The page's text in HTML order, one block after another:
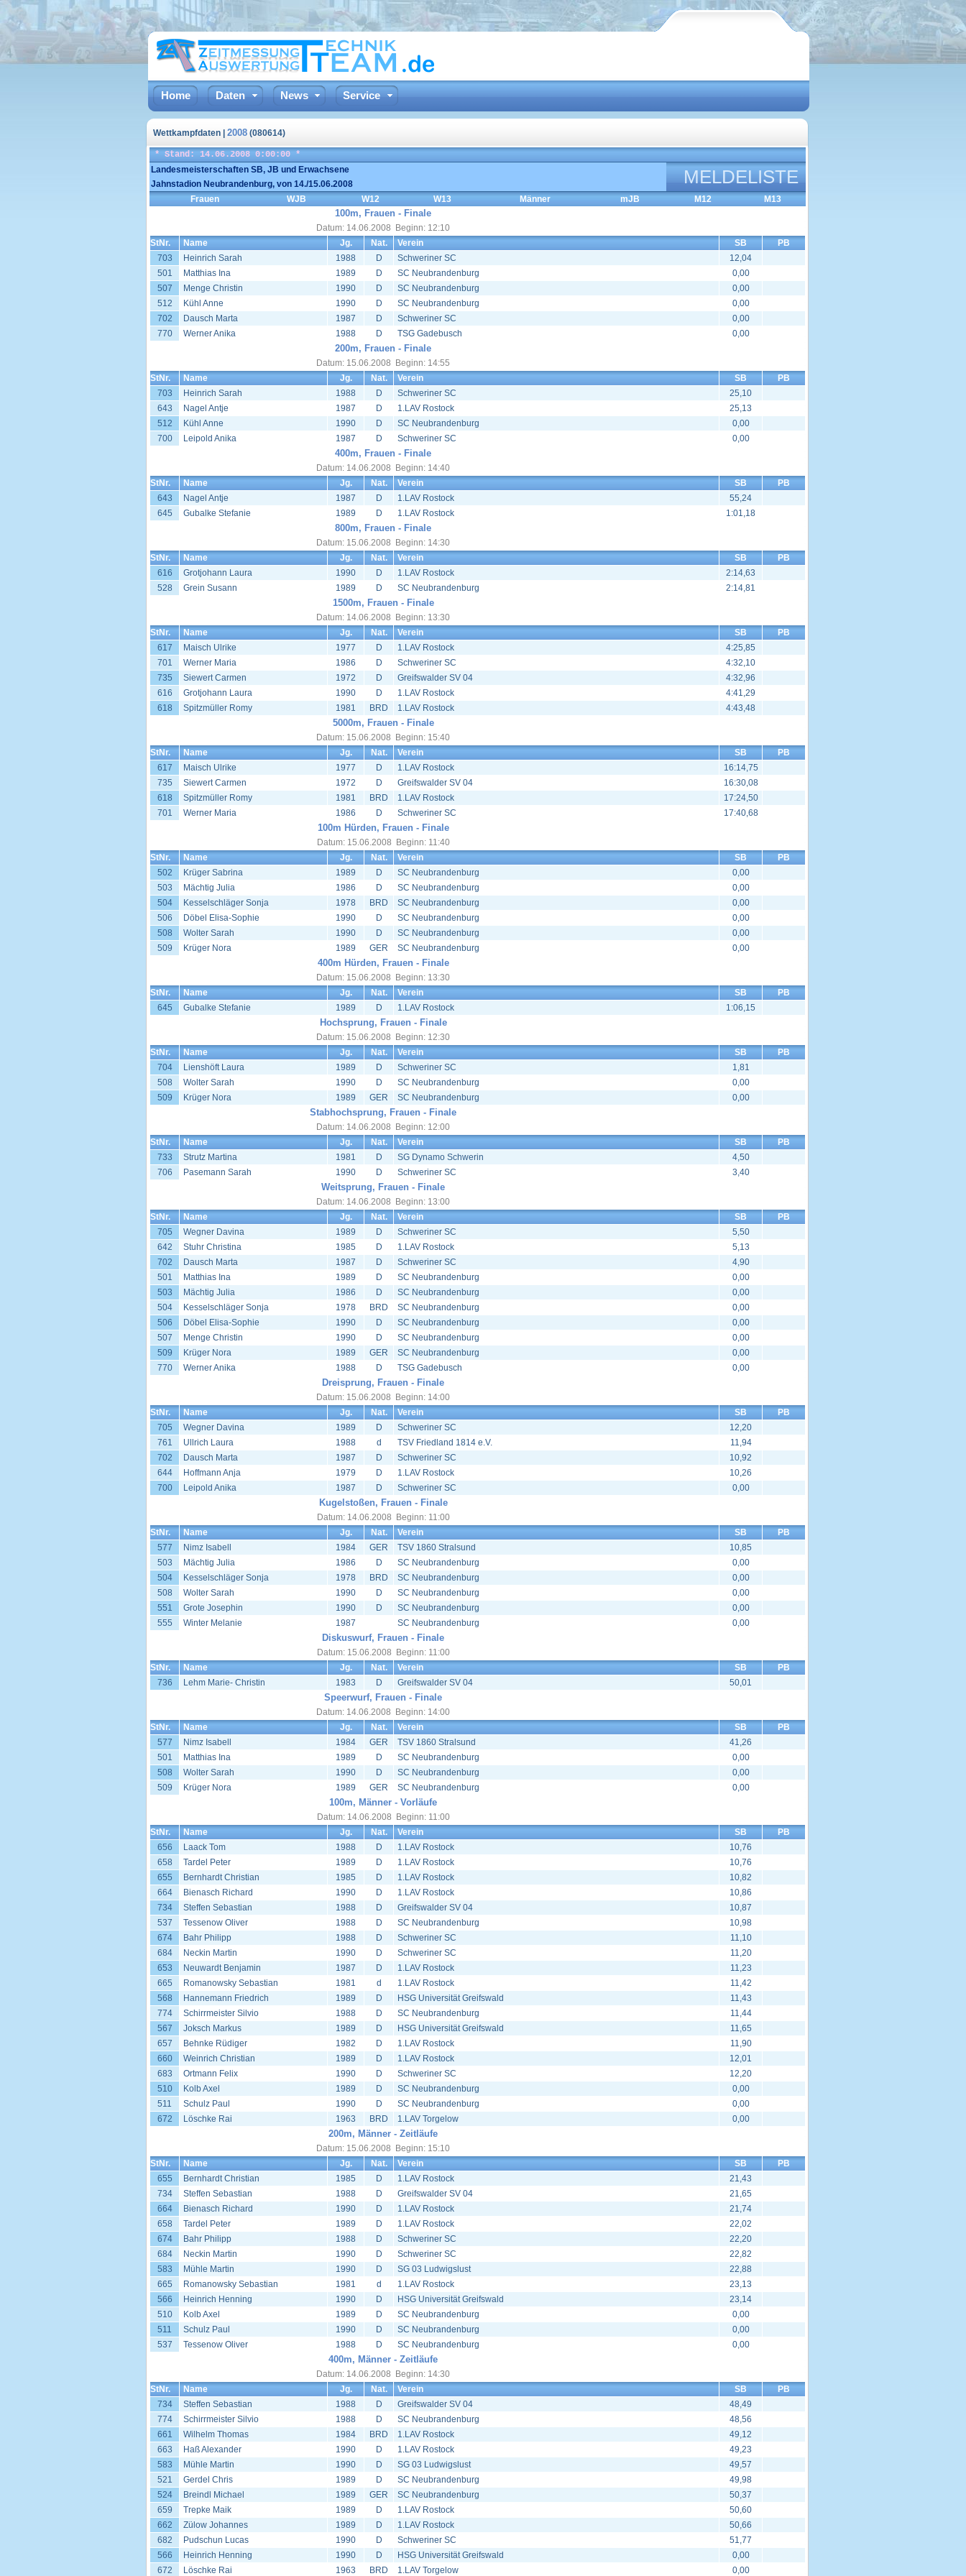
Home Daten News Service
Wettkampfdaten | 2008 (080614)
* Stand: 14.06.2008 0:00:00 *
Landesmeisterschaften SB, JB und Erwachsene
Jahnstadion Neubrandenburg, von 14./15.06.2008
MELDELISTE
Frauen WJB W12 W13 Männer mJB M12 M13
100m, Frauen - Finale
Datum: 14.06.2008 Beginn: 12:10
StNr.
Name Jg. Nat. Verein SB
PB
703
Heinrich Sarah 1988 D Schweriner SC
12,04
501
Matthias Ina 1989 D SC Neubrandenburg
0,00
507
Menge Christin 1990 D SC Neubrandenburg
0,00
512
Kühl Anne 1990 D SC Neubrandenburg
0,00
702
Dausch Marta 1987 D Schweriner SC
0,00
770
Werner Anika 1988 D TSG Gadebusch 0,00
200m, Frauen - Finale
Datum: 15.06.2008 Beginn: 14:55
StNr.
Name Jg. Nat. Verein SB
PB
703
Heinrich Sarah 1988 D Schweriner SC
25,10
643
Nagel Antje 1987 D 1.LAV Rostock
25,13
512
Kühl Anne 1990 D SC Neubrandenburg
0,00
700
Leipold Anika 1987 D Schweriner SC 0,00
400m, Frauen - Finale
Datum: 14.06.2008 Beginn: 14:40
StNr.
Name Jg. Nat. Verein SB
PB
643
Nagel Antje 1987 D 1.LAV Rostock
55,24
645
Gubalke Stefanie 1989 D 1.LAV Rostock 1:01,18
800m, Frauen - Finale
Datum: 15.06.2008 Beginn: 14:30
StNr.
Name Jg. Nat. Verein SB
PB
616
Grotjohann Laura 1990 D 1.LAV Rostock
2:14,63
528
Grein Susann 1989 D SC Neubrandenburg 2:14,81
1500m, Frauen - Finale
Datum: 14.06.2008 Beginn: 13:30
StNr.
Name Jg. Nat. Verein SB
PB
617
Maisch Ulrike 1977 D 1.LAV Rostock
4:25,85
701
Werner Maria 1986 D Schweriner SC
4:32,10
735
Siewert Carmen 1972 D Greifswalder SV 04
4:32,96
616
Grotjohann Laura 1990 D 1.LAV Rostock
4:41,29
618
Spitzmüller Romy 1981 BRD 1.LAV Rostock 4:43,48
5000m, Frauen - Finale
Datum: 15.06.2008 Beginn: 15:40
StNr.
Name Jg. Nat. Verein SB
PB
617
Maisch Ulrike 1977 D 1.LAV Rostock
16:14,75
735
Siewert Carmen 1972 D Greifswalder SV 04
16:30,08
618
Spitzmüller Romy 1981 BRD 1.LAV Rostock
17:24,50
701
Werner Maria 1986 D Schweriner SC 17:40,68
100m Hürden, Frauen - Finale
Datum: 15.06.2008 Beginn: 11:40
StNr.
Name Jg. Nat. Verein SB
PB
502
Krüger Sabrina 1989 D SC Neubrandenburg
0,00
503
Mächtig Julia 1986 D SC Neubrandenburg
0,00
504
Kesselschläger Sonja 1978 BRD SC Neubrandenburg
0,00
506
Döbel Elisa-Sophie 1990 D SC Neubrandenburg
0,00
508
Wolter Sarah 1990 D SC Neubrandenburg
0,00
509
Krüger Nora 1989 GER SC Neubrandenburg 0,00
400m Hürden, Frauen - Finale
Datum: 15.06.2008 Beginn: 13:30
StNr.
Name Jg. Nat. Verein SB
PB
645
Gubalke Stefanie 1989 D 1.LAV Rostock 1:06,15
Hochsprung, Frauen - Finale
Datum: 15.06.2008 Beginn: 12:30
StNr.
Name Jg. Nat. Verein SB
PB
704
Lienshöft Laura 1989 D Schweriner SC
1,81
508
Wolter Sarah 1990 D SC Neubrandenburg
0,00
509
Krüger Nora 1989 GER SC Neubrandenburg 0,00
Stabhochsprung, Frauen - Finale
Datum: 14.06.2008 Beginn: 12:00
StNr.
Name Jg. Nat. Verein SB
PB
733
Strutz Martina 1981 D SG Dynamo Schwerin
4,50
706
Pasemann Sarah 1990 D Schweriner SC 3,40
Weitsprung, Frauen - Finale
Datum: 14.06.2008 Beginn: 13:00
StNr.
Name Jg. Nat. Verein SB
PB
705
Wegner Davina 1989 D Schweriner SC
5,50
642
Stuhr Christina 1985 D 1.LAV Rostock
5,13
702
Dausch Marta 1987 D Schweriner SC
4,90
501
Matthias Ina 1989 D SC Neubrandenburg
0,00
503
Mächtig Julia 1986 D SC Neubrandenburg
0,00
504
Kesselschläger Sonja 1978 BRD SC Neubrandenburg
0,00
506
Döbel Elisa-Sophie 1990 D SC Neubrandenburg
0,00
507
Menge Christin 1990 D SC Neubrandenburg
0,00
509
Krüger Nora 1989 GER SC Neubrandenburg
0,00
770
Werner Anika 1988 D TSG Gadebusch 0,00
Dreisprung, Frauen - Finale
Datum: 15.06.2008 Beginn: 14:00
StNr.
Name Jg. Nat. Verein SB
PB
705
Wegner Davina 1989 D Schweriner SC
12,20
761
Ullrich Laura 1988 d TSV Friedland 1814 e.V.
11,94
702
Dausch Marta 1987 D Schweriner SC
10,92
644
Hoffmann Anja 1979 D 1.LAV Rostock
10,26
700
Leipold Anika 1987 D Schweriner SC 0,00
Kugelstoßen, Frauen - Finale
Datum: 14.06.2008 Beginn: 11:00
StNr.
Name Jg. Nat. Verein SB
PB
577
Nimz Isabell 1984 GER TSV 1860 Stralsund
10,85
503
Mächtig Julia 1986 D SC Neubrandenburg
0,00
504
Kesselschläger Sonja 1978 BRD SC Neubrandenburg
0,00
508
Wolter Sarah 1990 D SC Neubrandenburg
0,00
551
Grote Josephin 1990 D SC Neubrandenburg
0,00
555
Winter Melanie 1987 SC Neubrandenburg 0,00
Diskuswurf, Frauen - Finale
Datum: 15.06.2008 Beginn: 11:00
StNr.
Name Jg. Nat. Verein SB
PB
736
Lehm Marie- Christin 1983 D Greifswalder SV 04 50,01
Speerwurf, Frauen - Finale
Datum: 14.06.2008 Beginn: 14:00
StNr.
Name Jg. Nat. Verein SB
PB
577
Nimz Isabell 1984 GER TSV 1860 Stralsund
41,26
501
Matthias Ina 1989 D SC Neubrandenburg
0,00
508
Wolter Sarah 1990 D SC Neubrandenburg
0,00
509
Krüger Nora 1989 GER SC Neubrandenburg 0,00
100m, Männer - Vorläufe
Datum: 14.06.2008 Beginn: 11:00
StNr.
Name Jg. Nat. Verein SB
PB
656
Laack Tom 1988 D 1.LAV Rostock
10,76
658
Tardel Peter 1989 D 1.LAV Rostock
10,76
655
Bernhardt Christian 1985 D 1.LAV Rostock
10,82
664
Bienasch Richard 1990 D 1.LAV Rostock
10,86
734
Steffen Sebastian 1988 D Greifswalder SV 04
10,87
537
Tessenow Oliver 1988 D SC Neubrandenburg
10,98
674
Bahr Philipp 1988 D Schweriner SC
11,10
684
Neckin Martin 1990 D Schweriner SC
11,20
653
Neuwardt Benjamin 1987 D 1.LAV Rostock
11,23
665
Romanowsky Sebastian 1981 d 1.LAV Rostock
11,42
568
Hannemann Friedrich 1989 D HSG Universität Greifswald
11,43
774
Schirrmeister Silvio 1988 D SC Neubrandenburg
11,44
567
Joksch Markus 1989 D HSG Universität Greifswald
11,65
657
Behnke Rüdiger 1982 D 1.LAV Rostock
11,90
660
Weinrich Christian 1989 D 1.LAV Rostock
12,01
683
Ortmann Felix 1990 D Schweriner SC
12,20
510
Kolb Axel 1989 D SC Neubrandenburg
0,00
511
Schulz Paul 1990 D SC Neubrandenburg
0,00
672
Löschke Rai 1963 BRD 1.LAV Torgelow 0,00
200m, Männer - Zeitläufe
Datum: 15.06.2008 Beginn: 15:10
StNr.
Name Jg. Nat. Verein SB
PB
655
Bernhardt Christian 1985 D 1.LAV Rostock
21,43
734
Steffen Sebastian 1988 D Greifswalder SV 04
21,65
664
Bienasch Richard 1990 D 1.LAV Rostock
21,74
658
Tardel Peter 1989 D 1.LAV Rostock
22,02
674
Bahr Philipp 1988 D Schweriner SC
22,20
684
Neckin Martin 1990 D Schweriner SC
22,82
583
Mühle Martin 1990 D SG 03 Ludwigslust
22,88
665
Romanowsky Sebastian 1981 d 1.LAV Rostock
23,13
566
Heinrich Henning 1990 D HSG Universität Greifswald
23,14
510
Kolb Axel 1989 D SC Neubrandenburg
0,00
511
Schulz Paul 1990 D SC Neubrandenburg
0,00
537
Tessenow Oliver 1988 D SC Neubrandenburg 0,00
400m, Männer - Zeitläufe
Datum: 14.06.2008 Beginn: 14:30
StNr.
Name Jg. Nat. Verein SB
PB
734
Steffen Sebastian 1988 D Greifswalder SV 04
48,49
774
Schirrmeister Silvio 1988 D SC Neubrandenburg
48,56
661
Wilhelm Thomas 1984 BRD 1.LAV Rostock
49,12
663
Haß Alexander 1990 D 1.LAV Rostock
49,23
583
Mühle Martin 1990 D SG 03 Ludwigslust
49,57
521
Gerdel Chris 1989 D SC Neubrandenburg
49,98
524
Breindl Michael 1989 GER SC Neubrandenburg
50,37
659
Trepke Maik 1989 D 1.LAV Rostock
50,60
662
Zülow Johannes 1989 D 1.LAV Rostock
50,66
682
Pudschun Lucas 1990 D Schweriner SC
51,77
566
Heinrich Henning 1990 D HSG Universität Greifswald
0,00
672
Löschke Rai 1963 BRD 1.LAV Torgelow 0,00